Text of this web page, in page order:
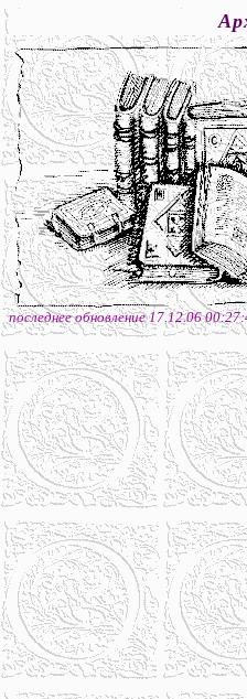
последнее обновление17.12.06